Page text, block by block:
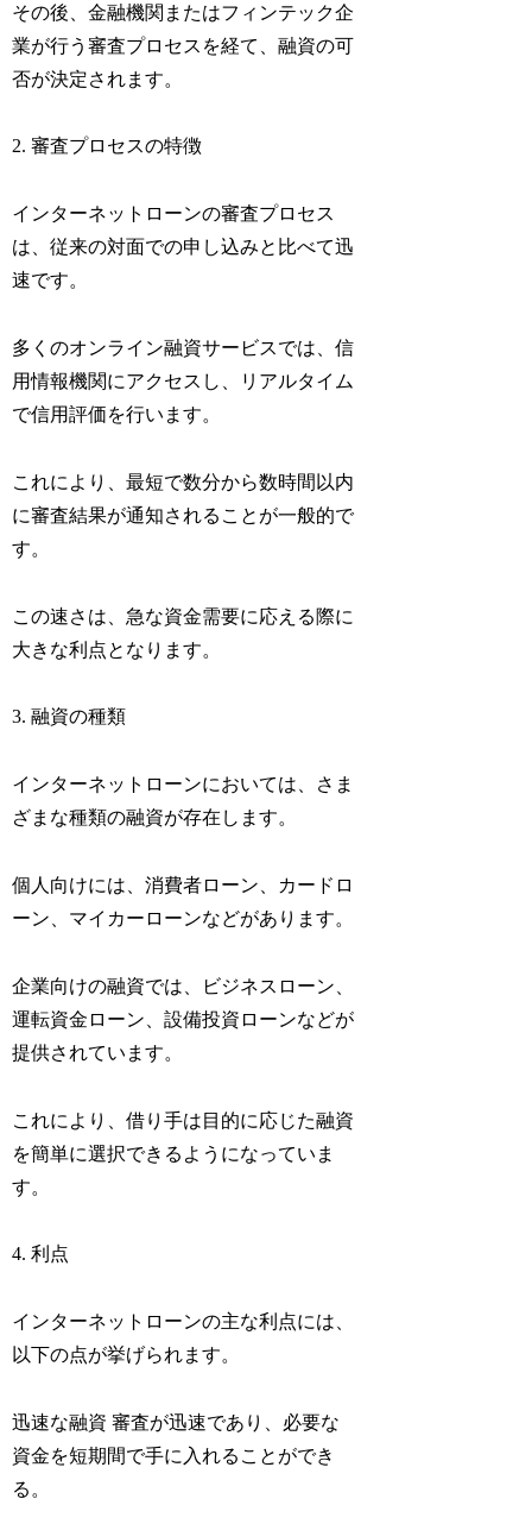
その後、金融機関またはフィンテック企
業が行う審査プロセスを経て、融資の可
否が決定されます。
2. 審査プロセスの特徴
インターネットローンの審査プロセス
は、従来の対面での申し込みと比べて迅
速です。
多くのオンライン融資サービスでは、信
用情報機関にアクセスし、リアルタイム
で信用評価を行います。
これにより、最短で数分から数時間以内
に審査結果が通知されることが一般的で
す。
この速さは、急な資金需要に応える際に
大きな利点となります。
3. 融資の種類
インターネットローンにおいては、さま
ざまな種類の融資が存在します。
個人向けには、消費者ローン、カードロ
ーン、マイカーローンなどがあります。
企業向けの融資では、ビジネスローン、
運転資金ローン、設備投資ローンなどが
提供されています。
これにより、借り手は目的に応じた融資
を簡単に選択できるようになっていま
す。
4. 利点
インターネットローンの主な利点には、
以下の点が挙げられます。
迅速な融資 審査が迅速であり、必要な
資金を短期間で手に入れることができ
る。